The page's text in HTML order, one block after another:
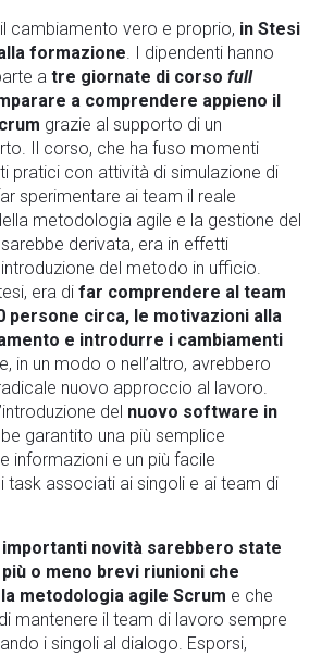
cambiamento vero e proprio, in Stesi
formazione. I dipendenti hanno
a tre giornate di corso full
a comprendere appieno il
grazie al supporto di un
Il corso, che ha fuso momenti
pratici con attività di simulazione di
sperimentare ai team il reale
metodologia agile e la gestione del
derivata, era in effetti
del metodo in ufficio.
era di far comprendere al team
persone circa, le motivazioni alla
e introdurre i cambiamenti
in un modo o nell’altro, avrebbero
nuovo approccio al lavoro.
del nuovo software in
garantito una più semplice
informazioni e un più facile
task associati ai singoli e ai team di
novità sarebbero state
o meno brevi riunioni che
metodologia agile Scrum e che
mantenere il team di lavoro sempre
i singoli al dialogo. Esporsi,